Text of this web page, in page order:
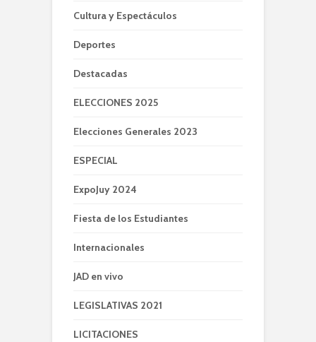
Cultura y Espectáculos
Deportes
Destacadas
ELECCIONES 2025
Elecciones Generales 2023
ESPECIAL
ExpoJuy 2024
Fiesta de los Estudiantes
Internacionales
JAD en vivo
LEGISLATIVAS 2021
LICITACIONES